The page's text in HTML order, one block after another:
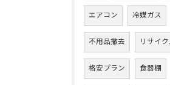
エアコン 冷媒ガス
不用品撤去 リサイ
格安プラン 食器棚